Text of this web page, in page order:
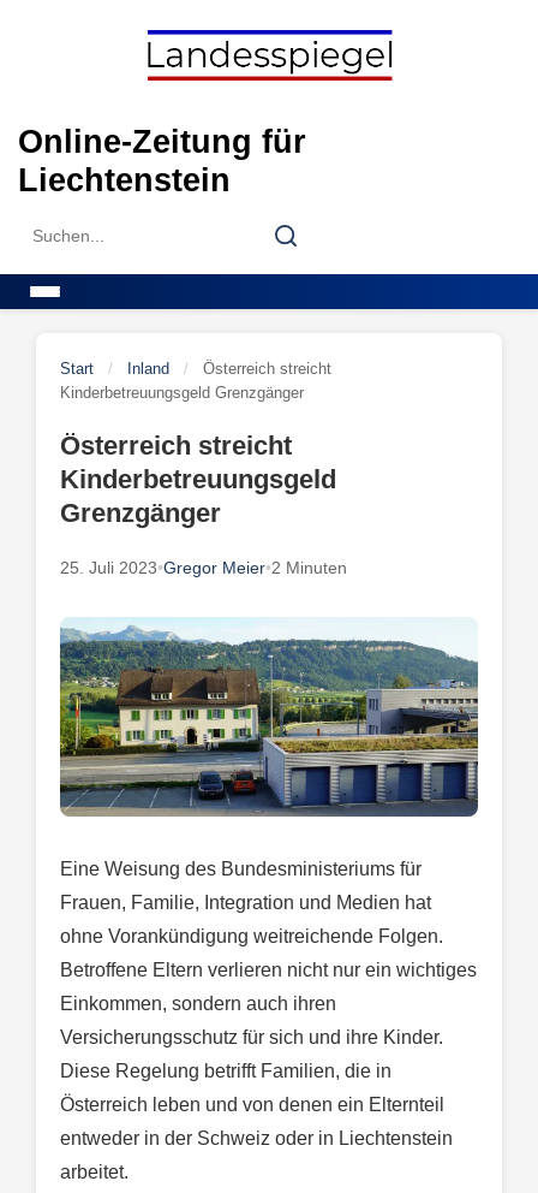
Online-Zeitung für
Liechtenstein
Search
Search
Start / Inland /
Österreich streicht
Kinderbetreuungsgeld Grenzgänger
Österreich streicht
Kinderbetreuungsgeld
Grenzgänger
25. Juli 2023•Gregor Meier•2 Minuten
Eine Weisung des Bundesministeriums für
Frauen, Familie, Integration und Medien hat
ohne Vorankündigung weitreichende Folgen.
Betroffene Eltern verlieren nicht nur ein wichtiges
Einkommen, sondern auch ihren
Versicherungsschutz für sich und ihre Kinder.
Diese Regelung betrifft Familien, die in
Österreich leben und von denen ein Elternteil
entweder in der Schweiz oder in Liechtenstein
arbeitet.